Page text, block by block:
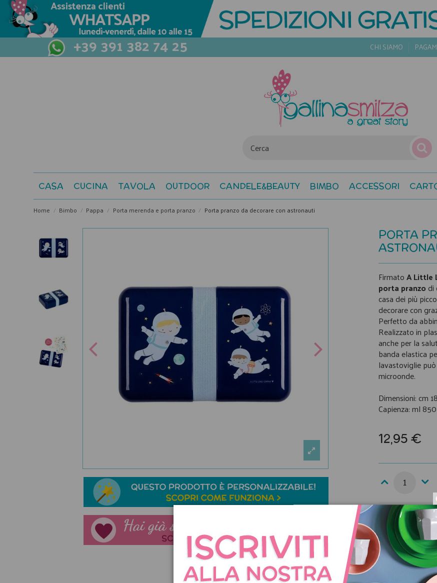
+39 391 382 74 25 CHI SIAMO
CASA CUCINA TAVOLA OUTDOOR CANDELE&BEAUTY BIMBO ACCESSORI
Home Bimbo Pappa Porta merenda e porta pranzo Porta pranzo da decorare con astronauti
PORTA
FirmatoA Little
porta pranzo di
casa dei più
decorare con
Perfetto da
Realizzato in
anche per la
banda elastica
lavastoviglie
microonde.
Dimensioni: cm
Capienza: ml 850
12,95 €
Aggiungi
Aggiungi